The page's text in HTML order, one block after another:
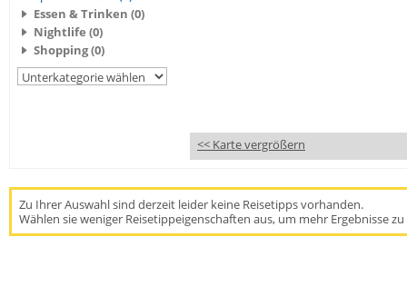
Essen & Trinken (0)
Nightlife (0)
Shopping (0)
<< Karte vergrößern
Zu Ihrer Auswahl sind derzeit leider keine Reisetipps vorhanden.
Wählen sie weniger Reisetippeigenschaften aus, um mehr Ergebnisse